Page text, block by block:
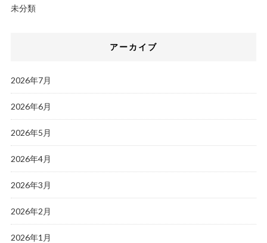
未分類
アーカイブ
2026年7月
2026年6月
2026年5月
2026年4月
2026年3月
2026年2月
2026年1月